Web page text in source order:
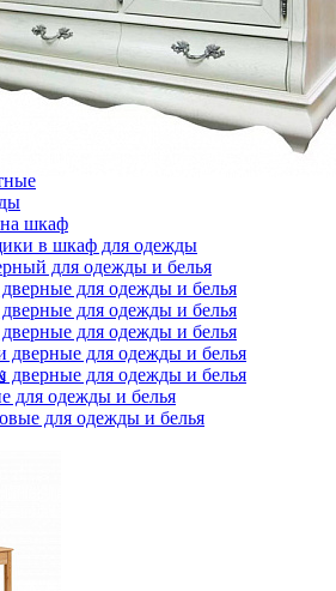
под матрас
шкаф
в шкаф для одежды
для одежды и белья
для одежды и белья
для одежды и белья
для одежды и белья
для одежды и белья
для одежды и белья
для одежды и белья
для одежды и белья